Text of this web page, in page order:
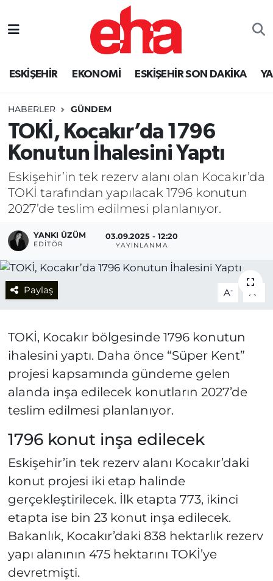
ESKİŞEHİR EKONOMİ ESKİŞEHİR SON DAKİKA
HABERLER GÜNDEM
TOKİ, Kocakır’da 1796
Konutun İhalesini Yaptı
Eskişehir’in tek rezerv alanı olan Kocakır’da
TOKİ tarafından yapılacak 1796 konutun
2027’de teslim edilmesi planlanıyor.
YANKI ÜZÜM
EDITÖR
03.09.2025 - 12:20
YAYINLANMA
Paylaş A- A +
TOKİ, Kocakır bölgesinde 1796 konutun
ihalesini yaptı. Daha önce “Süper Kent”
projesi kapsamında gündeme gelen
alanda inşa edilecek konutların 2027’de
teslim edilmesi planlanıyor.
1796 konut inşa edilecek
Eskişehir’in tek rezerv alanı Kocakır’daki
konut projesi iki etap halinde
gerçekleştirilecek. İlk etapta 773, ikinci
etapta ise bin 23 konut inşa edilecek.
Bakanlık, Kocakır’daki 838 hektarlık rezerv
yapı alanının 475 hektarını TOKİ’ye
devretmişti.